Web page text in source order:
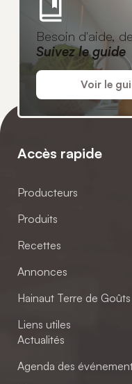
Besoin d'aide,
Suivez le guide
Voir le
Accès rapide
Producteurs
Produits
Recettes
Annonces
Hainaut Terre de Goûts
Liens utiles
Actualités
Agenda des